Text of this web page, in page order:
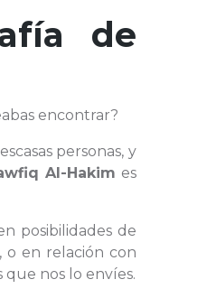
de
encontrar?
personas, y
Al-Hakim es
posibilidades de
, o en relación con
nos lo envíes.